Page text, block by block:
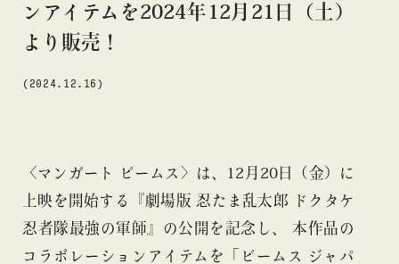
blog blog
ンアイテムを2024年12月21日（土）
より販売！
(2024.12.16)
〈マンガート ビームス〉は、12月20日（金）に
上映を開始する『劇場版 忍たま乱太郎 ドクタケ
忍者隊最強の軍師』の公開を記念し、 本作品の
コラボレーションアイテムを「ビームス ジャパ